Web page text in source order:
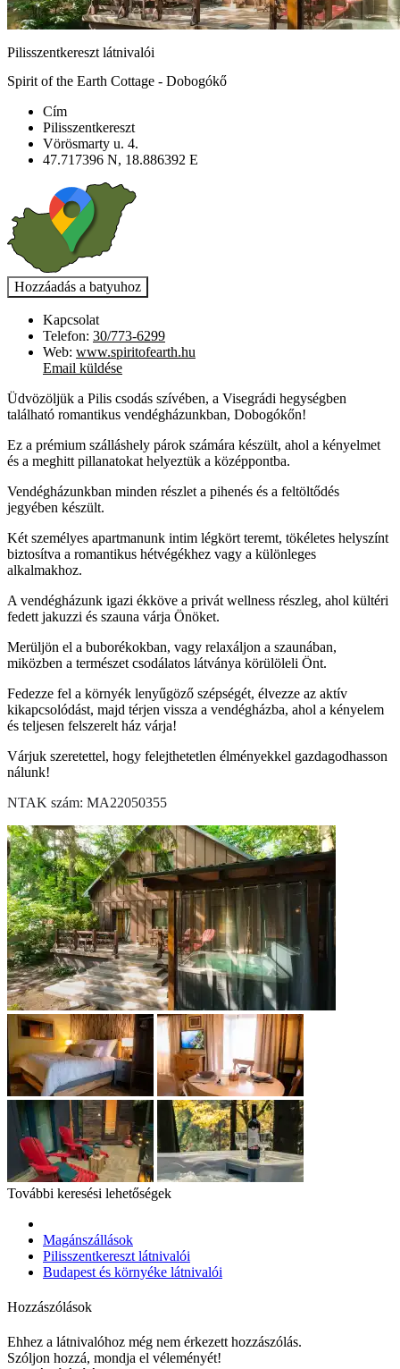
Pilisszentkereszt látnivalói
Spirit of the Earth Cottage - Dobogókő
Cím
Pilisszentkereszt
Vörösmarty u. 4.
47.717396 N, 18.886392 E
Kapcsolat
Telefon: 30/773-6299
Web: www.spiritofearth.hu
Email küldése
Üdvözöljük a Pilis csodás szívében, a Visegrádi hegységben
található romantikus vendégházunkban, Dobogókőn!
Ez a prémium szálláshely párok számára készült, ahol a kényelmet
és a meghitt pillanatokat helyeztük a középpontba.
Vendégházunkban minden részlet a pihenés és a feltöltődés
jegyében készült.
Két személyes apartmanunk intim légkört teremt, tökéletes helyszínt
biztosítva a romantikus hétvégékhez vagy a különleges
alkalmakhoz.
A vendégházunk igazi ékköve a privát wellness részleg, ahol kültéri
fedett jakuzzi és szauna várja Önöket.
Merüljön el a buborékokban, vagy relaxáljon a szaunában,
miközben a természet csodálatos látványa körülöleli Önt.
Fedezze fel a környék lenyűgöző szépségét, élvezze az aktív
kikapcsolódást, majd térjen vissza a vendégházba, ahol a kényelem
és teljesen felszerelt ház várja!
Várjuk szeretettel, hogy felejthetetlen élményekkel gazdagodhasson
nálunk!
NTAK szám: MA22050355
További keresési lehetőségek
Magánszállások
Pilisszentkereszt látnivalói
Budapest és környéke látnivalói
Hozzászólások
Ehhez a látnivalóhoz még nem érkezett hozzászólás.
Szóljon hozzá, mondja el véleményét!